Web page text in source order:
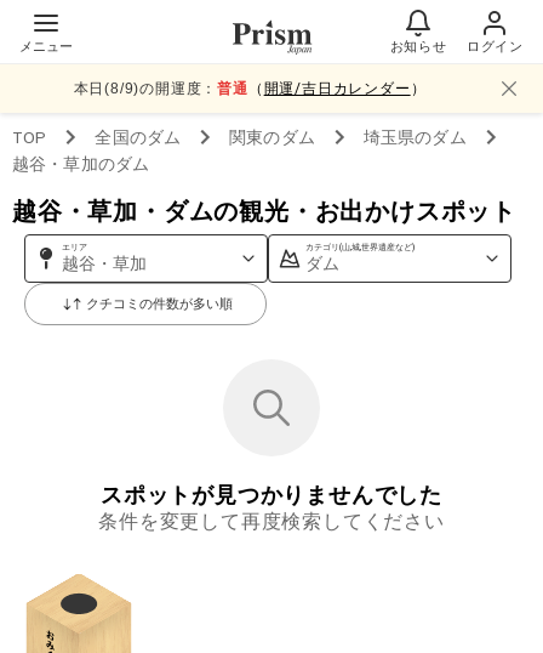
メニュー お知らせ ログイン
本日(8/9)の開運度：普通 （ 開運/吉日カレンダー ）
TOP 全国のダム 関東のダム 埼玉県のダム
越谷・草加のダム
越谷・草加・ダムの観光・お出かけスポット
エリア
越谷・草加
カテゴリ(山,城,世界遺産など)
ダム
クチコミの件数が多い順
スポットが見つかりませんでした
条件を変更して再度検索してください